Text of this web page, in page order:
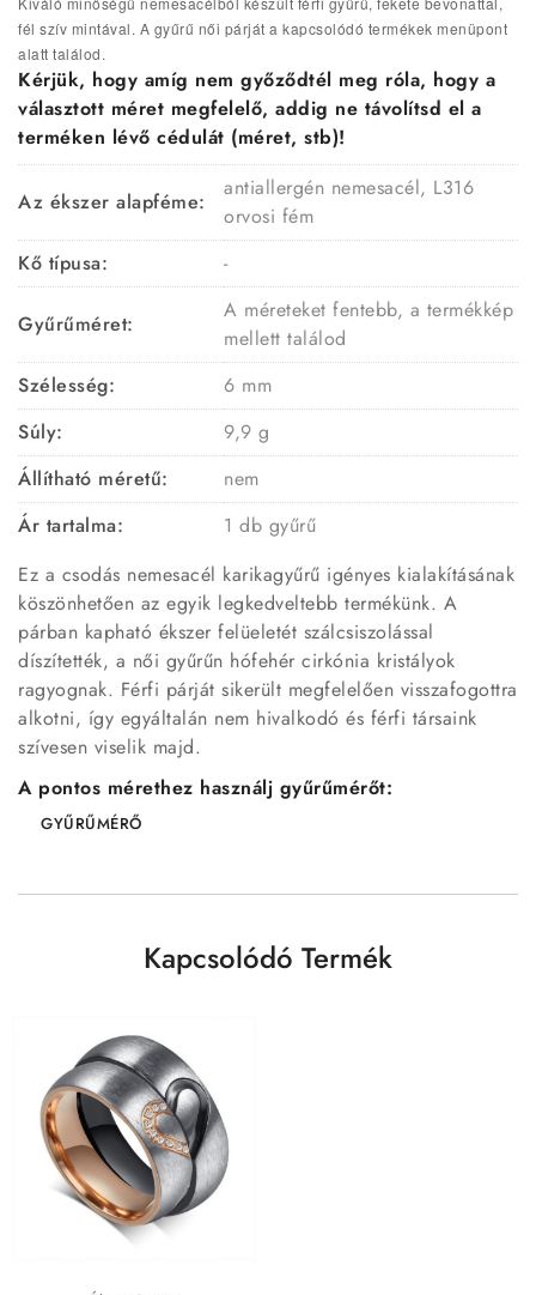
fél szív mintával. A gyűrű női párját a kapcsolódó termékek menüpont
alatt találod.
Kérjük, hogy amíg nem győződtél meg róla, hogy a
választott méret megfelelő, addig ne távolítsd el a
terméken lévő cédulát (méret, stb)!
Az ékszer alapféme:
antiallergén nemesacél, L316
orvosi fém
Kő típusa:
-
Gyűrűméret:
A méreteket fentebb, a termékkép
mellett találod
Szélesség:
6 mm
Súly:
9,9 g
Állítható méretű:
nem
Ár tartalma:
1 db gyűrű
Ez a csodás nemesacél karikagyűrű igényes kialakításának
köszönhetően az egyik legkedveltebb termékünk. A
párban kapható ékszer felüeletét szálcsiszolással
díszítették, a női gyűrűn hófehér cirkónia kristályok
ragyognak. Férfi párját sikerült megfelelően visszafogottra
alkotni, így egyáltalán nem hivalkodó és férfi társaink
szívesen viselik majd.
A pontos mérethez használj gyűrűmérőt:
GYŰRŰMÉRŐ
Kapcsolódó Termék